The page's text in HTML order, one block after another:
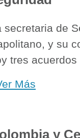
secretaria de
y su
tres
Más
y